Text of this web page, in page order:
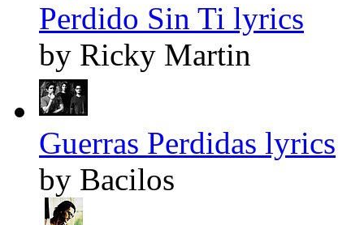
Perdido Sin Ti lyrics
by Ricky Martin
Guerras Perdidas lyrics
by Bacilos